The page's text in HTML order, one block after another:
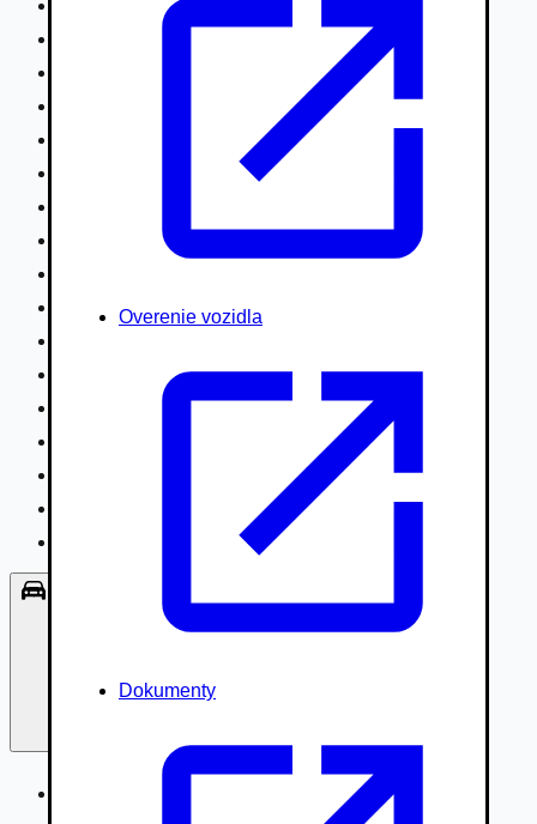
Overenie vozidla
Dokumenty
Nákladné vozidlá nad 7,5t
Vodné/Snežné skútre, štvorkolky
Poľnohospodárske vozidlá / stroje
Hydraulické ruky autožeriavy
Špeciály/nosiče kontajnerov
Návesy/prívesy nadstavby
Lode/člny, lietadlá/vznášadlá
Príslušenstvo, Oblečenie